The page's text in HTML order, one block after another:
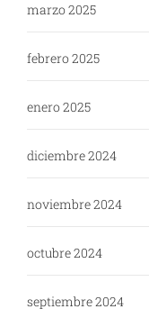
marzo 2025
febrero 2025
enero 2025
diciembre 2024
noviembre 2024
octubre 2024
septiembre 2024